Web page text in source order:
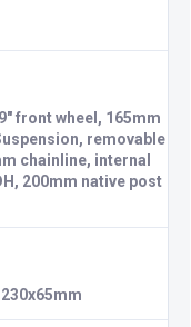
front wheel, 165mm
removable
chainline, internal
200mm native post